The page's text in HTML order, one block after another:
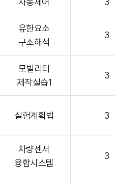
유한요소
구조해석
3
모빌리티
제작실습1
3
실험계획법 3
차량센서
융합시스템
3